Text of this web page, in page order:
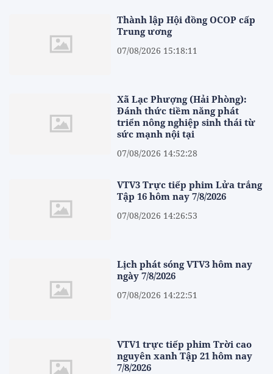
Thành lập Hội đồng OCOP cấp
Trung ương
07/08/2026 15:18:11
Xã Lạc Phượng (Hải Phòng):
Đánh thức tiềm năng phát
triển nông nghiệp sinh thái từ
sức mạnh nội tại
07/08/2026 14:52:28
VTV3 Trực tiếp phim Lửa trắng
Tập 16 hôm nay 7/8/2026
07/08/2026 14:26:53
Lịch phát sóng VTV3 hôm nay
ngày 7/8/2026
07/08/2026 14:22:51
VTV1 trực tiếp phim Trời cao
nguyên xanh Tập 21 hôm nay
7/8/2026